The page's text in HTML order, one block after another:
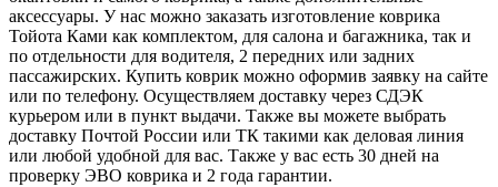
аксессуары. У нас можно заказать изготовление коврика
Тойота Ками как комплектом, для салона и багажника, так и
по отдельности для водителя, 2 передних или задних
пассажирских. Купить коврик можно оформив заявку на сайте
или по телефону. Осуществляем доставку через СДЭК
курьером или в пункт выдачи. Также вы можете выбрать
доставку Почтой России или ТК такими как деловая линия
или любой удобной для вас. Также у вас есть 30 дней на
проверку ЭВО коврика и 2 года гарантии.